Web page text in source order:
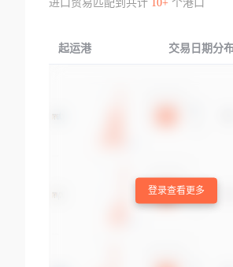
进口贸易匹配到共计 10+个港口
起运港 交易日期分
登录查看更多